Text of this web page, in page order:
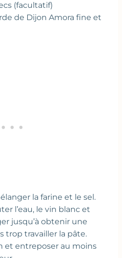
(facultatif)
de Dijon Amora fine et
la farine et le sel.
l’eau, le vin blanc et
jusqu’à obtenir une
trop travailler la pâte.
et entreposer au moins